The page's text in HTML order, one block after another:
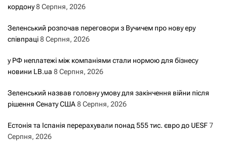
кордону8 Серпня, 2026
Зеленський розпочав переговори з Вучичем про нову еру
співпраці8 Серпня, 2026
у РФ неплатежі між компаніями стали нормою для бізнесу
новини LB.ua 8 Серпня, 2026
Зеленський назвав головну умову для закінчення війни після
рішення Сенату США8 Серпня, 2026
Естонія та Іспанія перерахували понад 555 тис. євро до UESF7
Серпня, 2026